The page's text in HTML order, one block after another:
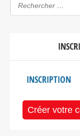
INSCRIPTION
Créer votre